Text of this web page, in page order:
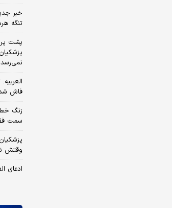
خبر
تنگه
پشت
نمی‌رسد
فاش
زنگ
سمت
وقتش
ادعای